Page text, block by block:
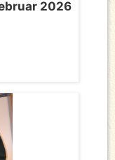
2026